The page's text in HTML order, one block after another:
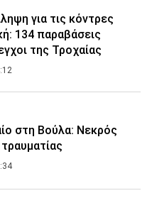
για τις κόντρες
134 παραβάσεις
της Τροχαίας
στη Βούλα: Νεκρός